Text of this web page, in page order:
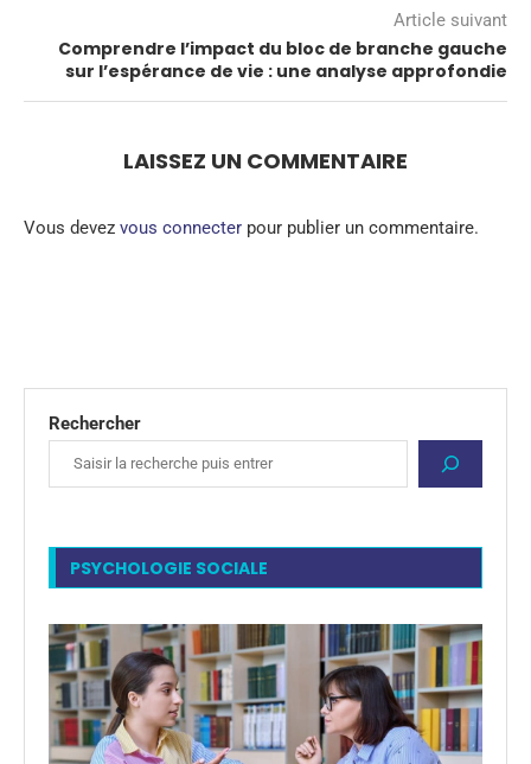
Article suivant
Comprendre l’impact du bloc de branche gauche
sur l’espérance de vie : une analyse approfondie
LAISSEZ UN COMMENTAIRE
Vous devez vous connecter pour publier un commentaire.
Rechercher
PSYCHOLOGIE SOCIALE